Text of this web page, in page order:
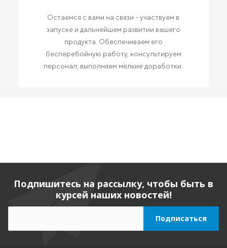
Остаемся с вами на связи - участвуем в
запуске и дальнейшем развитии вашего
продукта. Обеспечиваем его
бесперебойную работу, консультируем
персонал, выполняем мелкие доработки.
Подпишитесь на рассылку, чтобы быть в
курсей наших новостей!